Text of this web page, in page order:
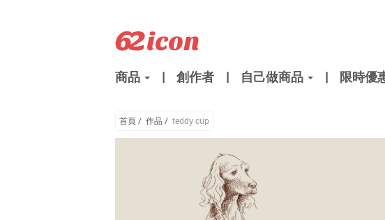
商品 | 創作者 | 自己做商品 | 限時優
首頁/ 作品 / teddy cup